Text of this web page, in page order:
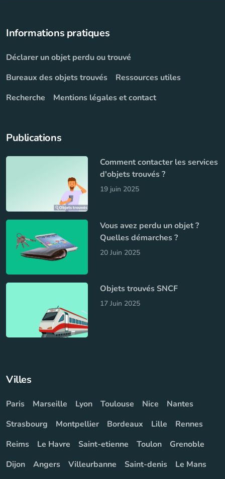
Informations pratiques
Déclarer un objet perdu ou trouvé
Bureaux des objets trouvés
Ressources utiles
Recherche
Mentions légales et contact
Publications
Comment contacter les services
d'objets trouvés ?
19 juin 2025
Vous avez perdu un objet ?
Quelles démarches ?
20 Juin 2025
Objets trouvés SNCF
17 Juin 2025
Villes
Paris Marseille Lyon Toulouse Nice
Nantes
Strasbourg
Montpellier Bordeaux Lille
Rennes
Reims
Le Havre Saint-etienne Toulon
Grenoble
Dijon
Angers Villeurbanne Saint-denis Le Mans